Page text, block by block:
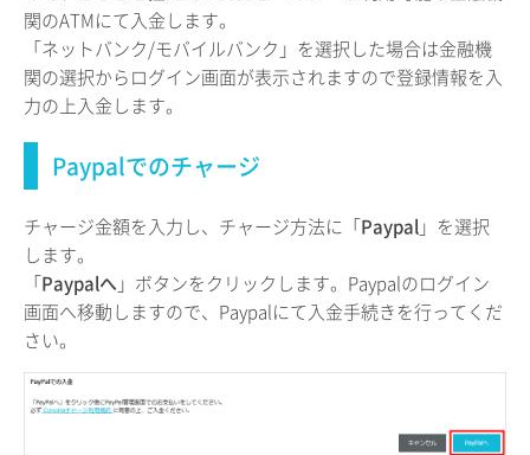
関のATMにて入金します。
「ネットバンク/モバイルバンク」を選択した場合は金融機
関の選択からログイン画面が表示されますので登録情報を入
力の上入金します。
Paypalでのチャージ
チャージ金額を入力し、チャージ方法に「Paypal」を選択
します。
「Paypalへ 」ボタンをクリックします。Paypalのログイン
画面へ移動しますので、Paypalにて入金手続きを行ってくだ
さい。